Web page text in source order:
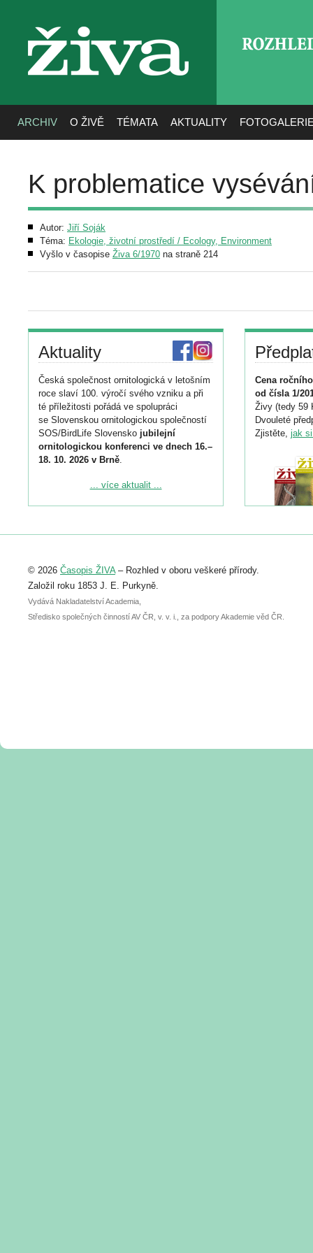
živa
ARCHIV O ŽIVĚ TÉMATA AKTUALITY
K problematice
Autor: Jiří Soják
Téma: Ekologie, životní prostředí / Ecology, Environment
Vyšlo v časopise Živa 6/1970 na straně 214
Aktuality
Česká společnost ornitologická v letošním
roce slaví 100. výročí svého vzniku a při
té příležitosti pořádá ve spolupráci
se Slovenskou ornitologickou společností
SOS/BirdLife Slovensko jubilejní
ornitologickou konferenci ve dnech 16.–
18. 10. 2026 v Brně.
Podrobnější informace ke konferenci
Registrovat se můžete do 6. září.
abstraktu přihlášené přednášky nebo
posteru je už 30. června.
... více aktualit ...
Cena
od čísla 1/
Živy (tedy 59
Dvouleté
Zjistěte, jak
© 2026 Časopis ŽIVA– Rozhled v oboru veškeré přírody.
Založil roku 1853 J. E. Purkyně.
Vydává Nakladatelství Academia,
Středisko společných činností AV ČR, v. v. i., za podpory Akademie věd ČR.